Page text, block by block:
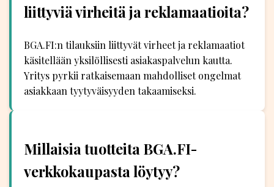
liittyviä virheitä ja reklamaatioita?
BGA.FI:n tilauksiin liittyvät virheet ja reklamaatiot
käsitellään yksilöllisesti asiakaspalvelun kautta.
Yritys pyrkii ratkaisemaan mahdolliset ongelmat
asiakkaan tyytyväisyyden takaamiseksi.
Millaisia tuotteita BGA.FI-
verkkokaupasta löytyy?